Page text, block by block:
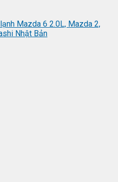
Mazda 6 2.0L, Mazda 2,
Nhật Bản